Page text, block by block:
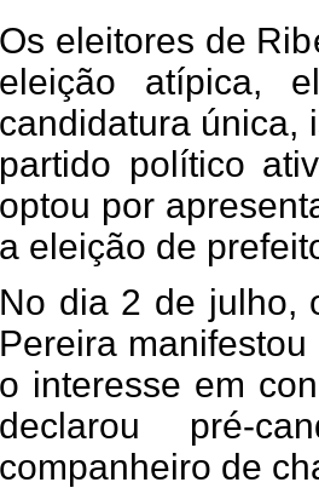
Os eleitores de
eleição atípica,
candidatura única,
partido político
optou por
a eleição de
No dia 2 de julho,
Pereira
o interesse em
declarou pré-
companheiro de